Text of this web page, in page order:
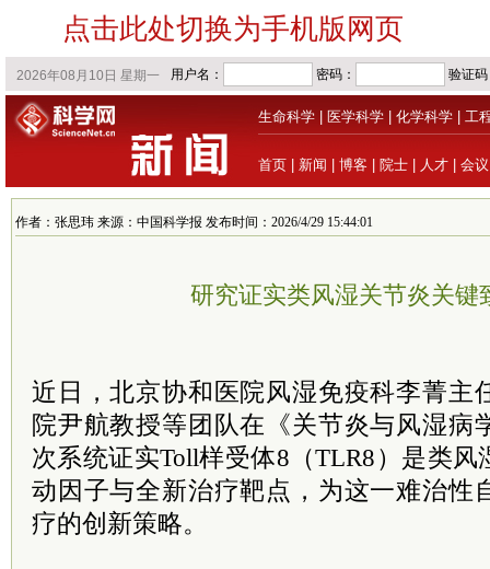
点击此处切换为手机版网页
生命科学 医学科学 化学科学 工
首页 新闻 博客 院士 人才 会议
作者：张思玮 来源：中国科学报 发布时间：2026/4/29 15:44:01
研究证实类风湿关节炎关键
近日，北京协和医院风湿免疫科李菁主
院尹航教授等团队在《关节炎与风湿病
次系统证实Toll样受体8（TLR8）是类
动因子与全新治疗靶点，为这一难治性
疗的创新策略。